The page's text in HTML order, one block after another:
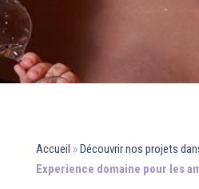
Accueil »Découvrir nos projets
Experience domaine pour les